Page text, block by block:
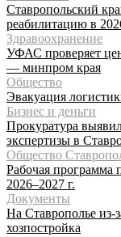
Ставропольский
реабилитацию в
Здравоохранение
УФАС проверяет
— минпром края
Общество
Эвакуация
Бизнес и деньги
Прокуратура
экспертизы в
Общество
Рабочая программа
2026–2027 г.
Документы
На Ставрополье из-
хозпостройка